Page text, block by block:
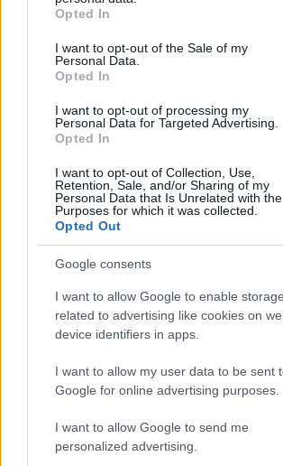
grant or deny consent to Google and its
use your data for below specified purposes
consent section.
Opted In
I want to opt-out of the Sale of my
Personal Data.
Opted In
I want to opt-out of processing my
Personal Data for Targeted Advertising.
Opted In
I want to opt-out of Collection, Use,
Retention, Sale, and/or Sharing of my
Personal Data that Is Unrelated with the
Purposes for which it was collected.
Opted Out
Google consents
I want to allow Google to enable storage
related to advertising like cookies on
device identifiers in apps.
I want to allow my user data to be sent
Google for online advertising purposes.
I want to allow Google to send me
personalized advertising.
HIRDETÉS
Bár napjainkban a harisnyák már
igényelnek feltétlenül külön
harisnyakötő mégsem vesztette
gyakorlati jelentőségét. Sok
számára biztonságérzetet ad,
tartja a combfixet, miközben
ruha alá. Ez a kis részlet hozzájárul
menyasszony magabiztosabban
nagy napon.